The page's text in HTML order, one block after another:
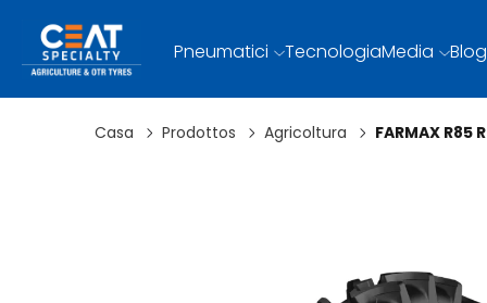
Pneumatici TecnologiaMedia Blog
Casa Prodottos Agricoltura FARMAX R85